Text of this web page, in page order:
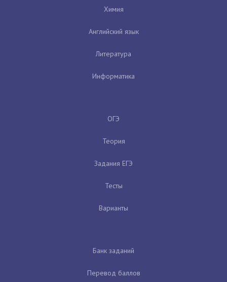
Химия
Английский язык
Литература
Информатика
ОГЭ
Теория
Задания ЕГЭ
Тесты
Варианты
Банк заданий
Перевод баллов